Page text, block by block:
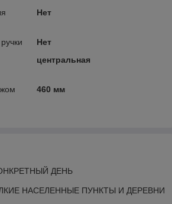
Нет
Нет
центральная
460 мм
ДЕНЬ
НАСЕЛЕННЫЕ ПУНКТЫ И ДЕРЕВНИ